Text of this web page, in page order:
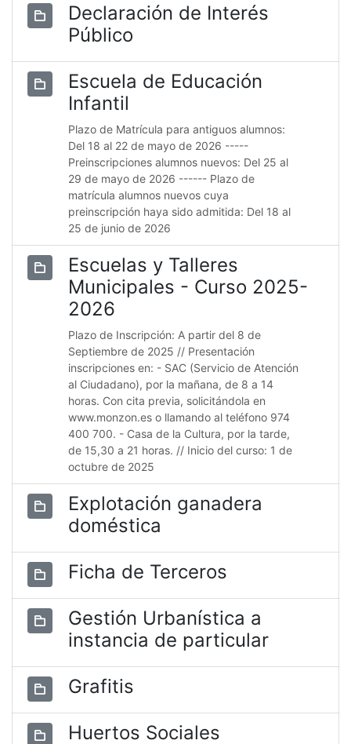
Declaración de Interés
Público
Escuela de Educación
Infantil
Plazo de Matrícula para antiguos alumnos:
Del 18 al 22 de mayo de 2026 -----
Preinscripciones alumnos nuevos: Del 25 al
29 de mayo de 2026 ------ Plazo de
matrícula alumnos nuevos cuya
preinscripción haya sido admitida: Del 18 al
25 de junio de 2026
Escuelas y Talleres
Municipales - Curso 2025-
2026
Plazo de Inscripción: A partir del 8 de
Septiembre de 2025 // Presentación
inscripciones en: - SAC (Servicio de Atención
al Ciudadano), por la mañana, de 8 a 14
horas. Con cita previa, solicitándola en
www.monzon.es o llamando al teléfono 974
400 700. - Casa de la Cultura, por la tarde,
de 15,30 a 21 horas. // Inicio del curso: 1 de
octubre de 2025
Explotación ganadera
doméstica
Ficha de Terceros
Gestión Urbanística a
instancia de particular
Grafitis
Huertos Sociales